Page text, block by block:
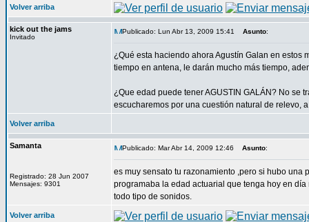
Volver arriba
kick out the jams
Invitado
Publicado: Lun Abr 13, 2009 15:41 Asunto:
¿Qué esta haciendo ahora Agustín Galan en estos
tiempo en antena, le darán mucho más tiempo,
¿Que edad puede tener AGUSTIN GALÁN? No se
escucharemos por una cuestión natural de relevo,
Volver arriba
Samanta
Registrado: 28 Jun 2007
Mensajes: 9301
Publicado: Mar Abr 14, 2009 12:46 Asunto:
es muy sensato tu razonamiento ,pero si hubo
programaba la edad actuarial que tenga hoy en
todo tipo de sonidos.
Volver arriba